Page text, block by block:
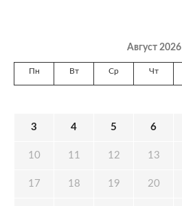
Август 2026
Пн Вт Ср Чт
3 4 5 6
10 11 12 13
17 18 19 20